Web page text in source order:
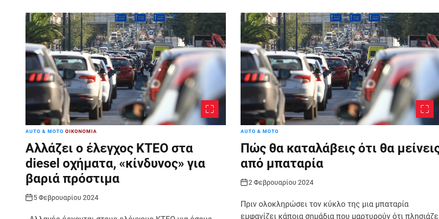
AUTO & MOTO ΟΙΚΟΝΟΜΙΑ
Αλλάζει ο έλεγχος ΚΤΕΟ στα
diesel οχήματα, «κίνδυνος» για
βαριά πρόστιμα
5 Φεβρουαρίου 2024
AUTO & MOTO
Πώς θα καταλάβεις ότι θα
από μπαταρία
2 Φεβρουαρίου 2024
Πριν ολοκληρώσει τον κύκλο της μια μπαταρία
εμφανίζει κάποια σημάδια που μαρτυρούν ότι